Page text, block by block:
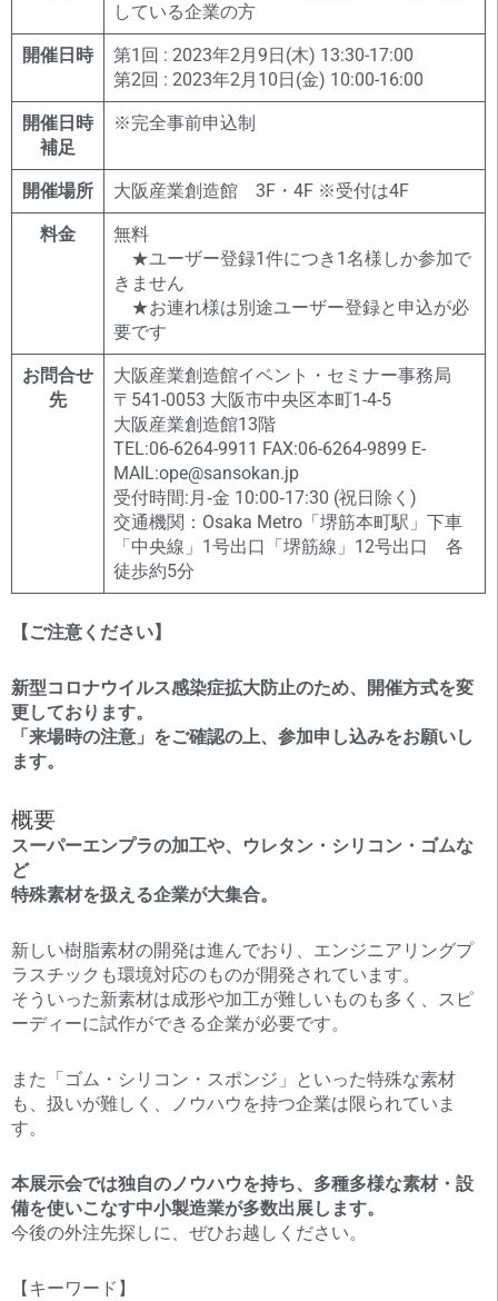
している企業の方
開催日時
第1回 : 2023年2月9日(木) 13:30-17:00
第2回 : 2023年2月10日(金) 10:00-16:00
開催日時
補足
※完全事前申込制
開催場所 大阪産業創造館 3F・4F ※受付は4F
料金
無料
★ユーザー登録1件につき1名様しか参加で
きません
★お連れ様は別途ユーザー登録と申込が必
要です
お問合せ
先
大阪産業創造館イベント・セミナー事務局
〒541-0053 大阪市中央区本町1-4-5
大阪産業創造館13階
TEL:06-6264-9911 FAX:06-6264-9899 E-
MAIL:ope@sansokan.jp
受付時間:月‐金 10:00‐17:30 (祝日除く)
交通機関：Osaka Metro「堺筋本町駅」下車
「中央線」1号出口「堺筋線」12号出口 各
徒歩約5分
【ご注意ください】
新型コロナウイルス感染症拡大防止のため、開催方式を変
更しております。
「来場時の注意」をご確認の上、参加申し込みをお願いし
ます。
概要
スーパーエンプラの加工や、ウレタン・シリコン・ゴムな
ど
特殊素材を扱える企業が大集合。
新しい樹脂素材の開発は進んでおり、エンジニアリングプ
ラスチックも環境対応のものが開発されています。
そういった新素材は成形や加工が難しいものも多く、スピ
ーディーに試作ができる企業が必要です。
また「ゴム・シリコン・スポンジ」といった特殊な素材
も、扱いが難しく、ノウハウを持つ企業は限られていま
す。
本展示会では独自のノウハウを持ち、多種多様な素材・設
備を使いこなす中小製造業が多数出展します。
今後の外注先探しに、ぜひお越しください。
【キーワード】